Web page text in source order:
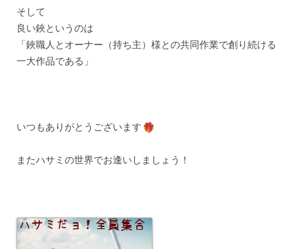
そして
良い鋏というのは
「鋏職人とオーナー（持ち主）様との共同作業で創り続ける
一大作品である」
いつもありがとうございます
またハサミの世界でお逢いしましょう！